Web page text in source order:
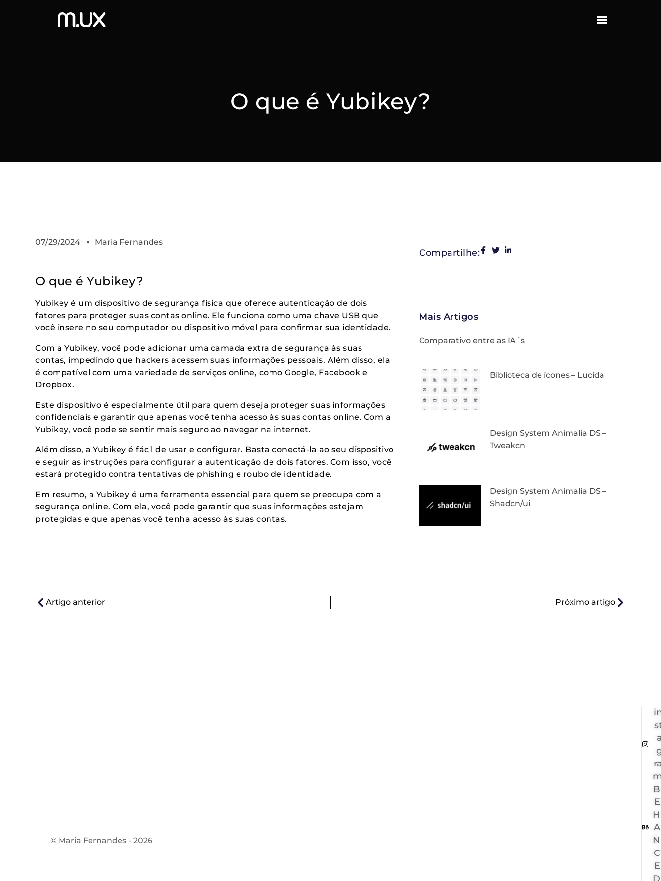
O que é Yubikey?
07/29/2024 Maria Fernandes
O que é Yubikey?
Yubikey é um dispositivo de segurança física que oferece autenticação de dois
fatores para proteger suas contas online. Ele funciona como uma chave USB que
você insere no seu computador ou dispositivo móvel para confirmar sua identidade.
Com a Yubikey, você pode adicionar uma camada extra de segurança às suas
contas, impedindo que hackers acessem suas informações pessoais. Além disso, ela
é compatível com uma variedade de serviços online, como Google, Facebook e
Dropbox.
Este dispositivo é especialmente útil para quem deseja proteger suas informações
confidenciais e garantir que apenas você tenha acesso às suas contas online. Com a
Yubikey, você pode se sentir mais seguro ao navegar na internet.
Além disso, a Yubikey é fácil de usar e configurar. Basta conectá-la ao seu dispositivo
e seguir as instruções para configurar a autenticação de dois fatores. Com isso, você
estará protegido contra tentativas de phishing e roubo de identidade.
Em resumo, a Yubikey é uma ferramenta essencial para quem se preocupa com a
segurança online. Com ela, você pode garantir que suas informações estejam
protegidas e que apenas você tenha acesso às suas contas.
Compartilhe:
Mais Artigos
Comparativo entre as IA´s
Biblioteca de ícones – Lucida
Design System Animalia DS –
Tweakcn
Design System Animalia DS –
Shadcn/ui
Artigo anterior Próximo artigo
© Maria Fernandes - 2026
B
E
H
A
N
C
E
D